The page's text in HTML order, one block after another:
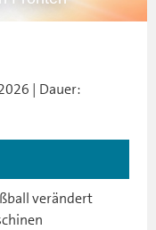
| Dauer:
verändert